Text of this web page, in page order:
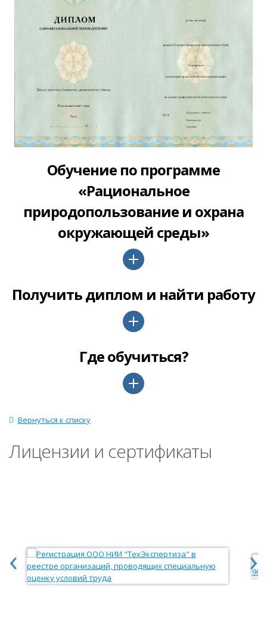
Обучение по программе
«Рациональное
природопользование и охрана
окружающей среды»
Получить диплом и найти работу
Где обучиться?
Вернуться к списку
Лицензии и сертификаты
‹ ›